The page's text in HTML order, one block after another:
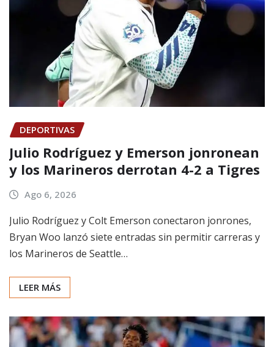
DEPORTIVAS
Julio Rodríguez y Emerson jonronean
y los Marineros derrotan 4-2 a Tigres
Ago 6, 2026
Julio Rodríguez y Colt Emerson conectaron jonrones,
Bryan Woo lanzó siete entradas sin permitir carreras y
los Marineros de Seattle…
LEER MÁS